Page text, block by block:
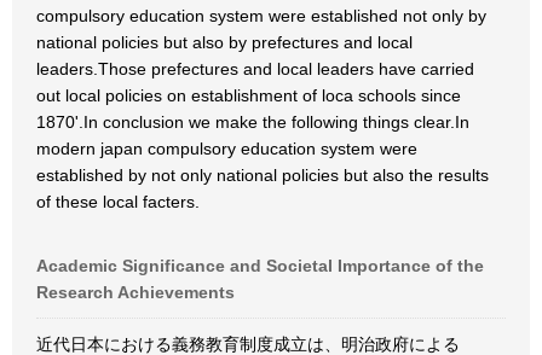
compulsory education system were established not only by
national policies but also by prefectures and local
leaders.Those prefectures and local leaders have carried
out local policies on establishment of loca schools since
1870'.In conclusion we make the following things clear.In
modern japan compulsory education system were
established by not only national policies but also the results
of these local facters.
Academic Significance and Societal Importance of the
Research Achievements
近代日本における義務教育制度成立は、明治政府による